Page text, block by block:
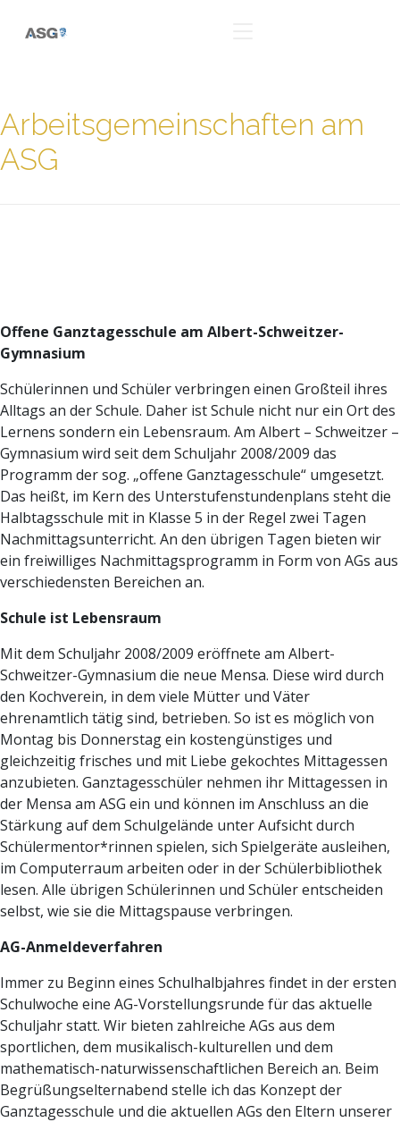
Arbeitsgemeinschaften am
ASG
Offene Ganztagesschule am Albert-Schweitzer-
Gymnasium
Schülerinnen und Schüler verbringen einen Großteil ihres
Alltags an der Schule. Daher ist Schule nicht nur ein Ort des
Lernens sondern ein Lebensraum. Am Albert – Schweitzer –
Gymnasium wird seit dem Schuljahr 2008/2009 das
Programm der sog. „offene Ganztagesschule“ umgesetzt.
Das heißt, im Kern des Unterstufenstundenplans steht die
Halbtagsschule mit in Klasse 5 in der Regel zwei Tagen
Nachmittagsunterricht. An den übrigen Tagen bieten wir
ein freiwilliges Nachmittagsprogramm in Form von AGs aus
verschiedensten Bereichen an.
Schule ist Lebensraum
Mit dem Schuljahr 2008/2009 eröffnete am Albert-
Schweitzer-Gymnasium die neue Mensa. Diese wird durch
den Kochverein, in dem viele Mütter und Väter
ehrenamtlich tätig sind, betrieben. So ist es möglich von
Montag bis Donnerstag ein kostengünstiges und
gleichzeitig frisches und mit Liebe gekochtes Mittagessen
anzubieten. Ganztagesschüler nehmen ihr Mittagessen in
der Mensa am ASG ein und können im Anschluss an die
Stärkung auf dem Schulgelände unter Aufsicht durch
Schülermentor*rinnen spielen, sich Spielgeräte ausleihen,
im Computerraum arbeiten oder in der Schülerbibliothek
lesen. Alle übrigen Schülerinnen und Schüler entscheiden
selbst, wie sie die Mittagspause verbringen.
AG-Anmeldeverfahren
Immer zu Beginn eines Schulhalbjahres findet in der ersten
Schulwoche eine AG-Vorstellungsrunde für das aktuelle
Schuljahr statt. Wir bieten zahlreiche AGs aus dem
sportlichen, dem musikalisch-kulturellen und dem
mathematisch-naturwissenschaftlichen Bereich an. Beim
Begrüßungselternabend stelle ich das Konzept der
Ganztagesschule und die aktuellen AGs den Eltern unserer